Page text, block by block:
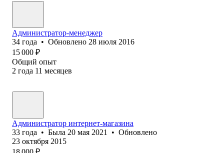
Администратор-менеджер
34 года • Обновлено 28 июля 2016
15 000 ₽
Общий опыт
2 года 11 месяцев
Администратор интернет-магазина
33 года • Была 20 мая 2021 • Обновлено
23 октября 2015